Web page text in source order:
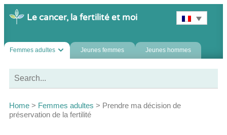
Le cancer, la fertilité et moi
Femmes adultes Jeunes femmes Jeunes hommes
Home > Femmes adultes > Prendre ma décision de
préservation de la fertilité